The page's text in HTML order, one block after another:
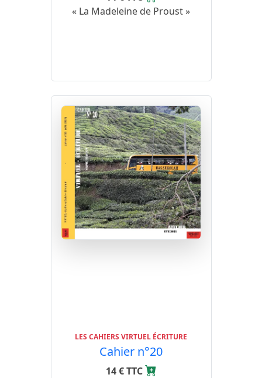
« La Madeleine de Proust »
LES CAHIERS VIRTUEL ÉCRITURE
Cahier n°20
14 € TTC